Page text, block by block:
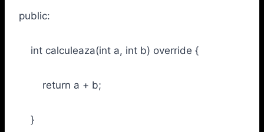
public:
int calculeaza(int a, int b) override {
return a + b;
}